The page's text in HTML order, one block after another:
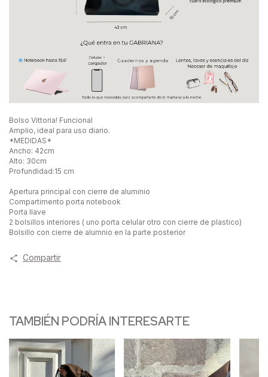
Bolso Vittoria! Funcional
Amplio, ideal para uso diario.
*MEDIDAS*
Ancho: 42cm
Alto: 30cm
Profundidad:15 cm
Apertura principal con cierre de aluminio
Compartimento porta notebook
Porta llave
2 bolsillos interiores ( uno porta celular otro con cierre de plastico)
Bolsillo con cierre de alumnio en la parte posterior
Compartir
TAMBIÉN PODRÍA INTERESARTE